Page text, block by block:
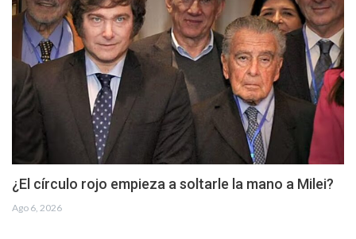
¿El círculo rojo empieza a soltarle la mano a Milei?
Ago 6, 2026